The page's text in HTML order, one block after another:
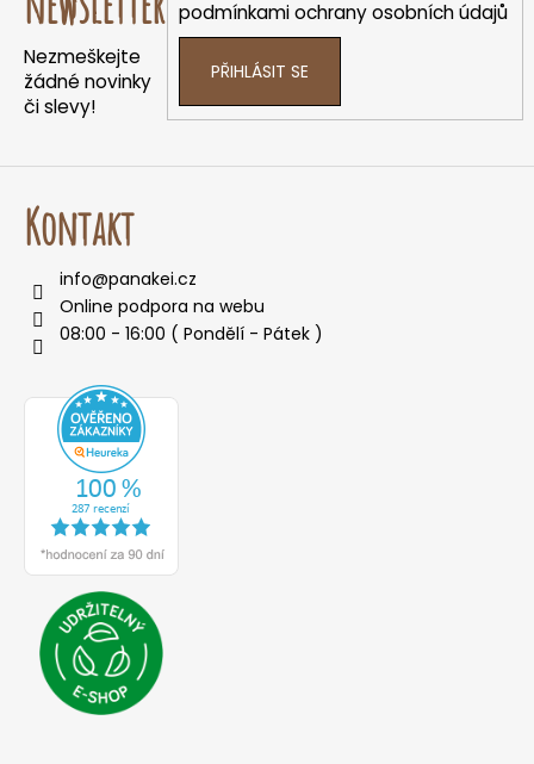
Nezmeškejte
žádné novinky
či slevy!
podmínkami ochrany osobních údajů
PŘIHLÁSIT SE
Kontakt
info@panakei.cz
Online podpora na webu
08:00 - 16:00 ( Pondělí - Pátek )